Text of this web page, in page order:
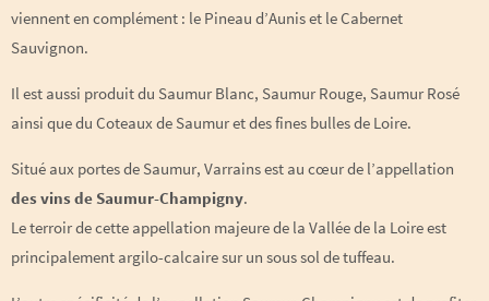
viennent en complément : le Pineau d’Aunis et le Cabernet
Sauvignon.
Il est aussi produit du Saumur Blanc, Saumur Rouge, Saumur Rosé
ainsi que du Coteaux de Saumur et des fines bulles de Loire.
Situé aux portes de Saumur, Varrains est au cœur de l’appellation
des vins de Saumur-Champigny.
Le terroir de cette appellation majeure de la Vallée de la Loire est
principalement argilo-calcaire sur un sous sol de tuffeau.